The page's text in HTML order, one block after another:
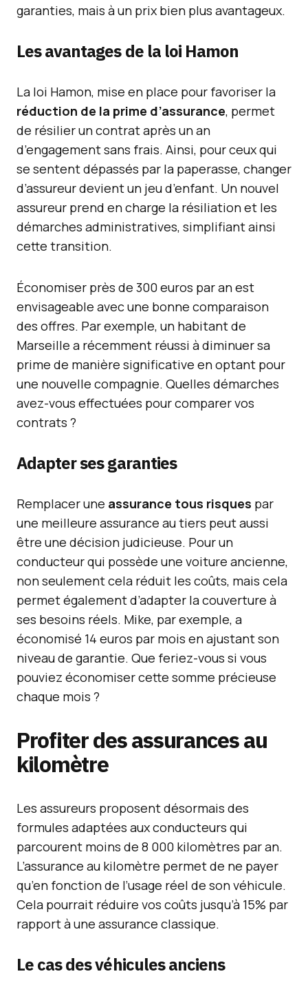
garanties, mais à un prix bien plus avantageux.
Les avantages de la loi Hamon
La loi Hamon, mise en place pour favoriser la
réduction de la prime d’assurance, permet
de résilier un contrat après un an
d’engagement sans frais. Ainsi, pour ceux qui
se sentent dépassés par la paperasse, changer
d’assureur devient un jeu d’enfant. Un nouvel
assureur prend en charge la résiliation et les
démarches administratives, simplifiant ainsi
cette transition.
Économiser près de 300 euros par an est
envisageable avec une bonne comparaison
des offres. Par exemple, un habitant de
Marseille a récemment réussi à diminuer sa
prime de manière significative en optant pour
une nouvelle compagnie. Quelles démarches
avez-vous effectuées pour comparer vos
contrats ?
Adapter ses garanties
Remplacer une assurance tous risques par
une meilleure assurance au tiers peut aussi
être une décision judicieuse. Pour un
conducteur qui possède une voiture ancienne,
non seulement cela réduit les coûts, mais cela
permet également d’adapter la couverture à
ses besoins réels. Mike, par exemple, a
économisé 14 euros par mois en ajustant son
niveau de garantie. Que feriez-vous si vous
pouviez économiser cette somme précieuse
chaque mois ?
Profiter des assurances au
kilomètre
Les assureurs proposent désormais des
formules adaptées aux conducteurs qui
parcourent moins de 8 000 kilomètres par an.
L’assurance au kilomètre permet de ne payer
qu’en fonction de l’usage réel de son véhicule.
Cela pourrait réduire vos coûts jusqu’à 15% par
rapport à une assurance classique.
Le cas des véhicules anciens